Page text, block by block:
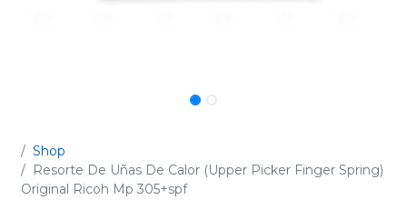
Shop
Resorte De Uñas De Calor (Upper Picker Finger Spring)
Original Ricoh Mp 305+spf